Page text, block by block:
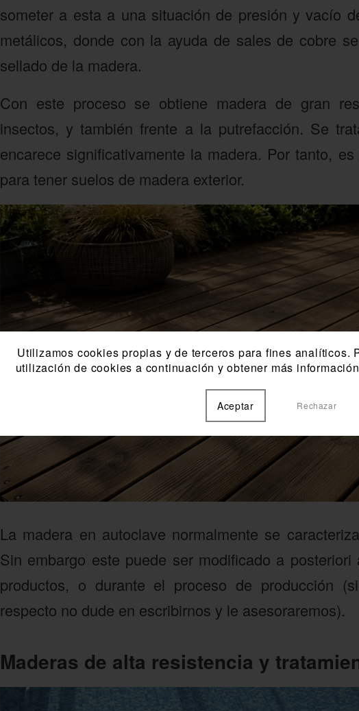
someter a esta a una situación de presión y vacío
metálicos, donde con la ayuda de sales de cobre
sellado de la madera.
Con este proceso se obtiene madera de gran
insectos, y también frente a la putrefacción. Se
encarece significativamente la madera. Por tanto,
para tener suelos de madera exterior.
La madera en autoclave normalmente se
Sin embargo este puede ser modificado a
productos, o durante el proceso de producción
respecto no dude en escribirnos y le asesoraremos).
Maderas de alta resistencia y
Utilizamos cookies propias y de terceros para fines analíticos.
utilización de cookies a continuación y obtener más
Aceptar Rechazar